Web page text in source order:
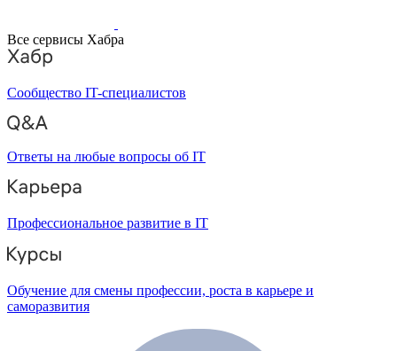
Все сервисы Хабра
Сообщество IT-специалистов
Ответы на любые вопросы об IT
Профессиональное развитие в IT
Обучение для смены профессии, роста в карьере и
саморазвития